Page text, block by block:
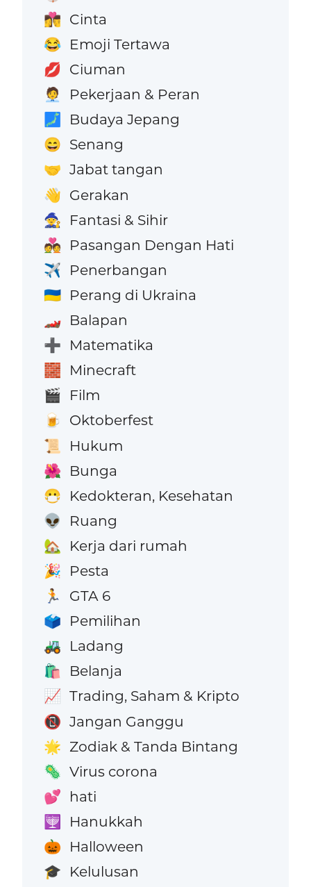
👩‍❤️‍💋‍👨 Cinta
😂 Emoji Tertawa
💋 Ciuman
🧑‍💼 Pekerjaan & Peran
🗾 Budaya Jepang
😄 Senang
🤝 Jabat tangan
👋 Gerakan
🧙 Fantasi & Sihir
💑 Pasangan Dengan Hati
✈️ Penerbangan
🇺🇦 Perang di Ukraina
🏎️ Balapan
➕ Matematika
🧱 Minecraft
🎬 Film
🍺 Oktoberfest
📜 Hukum
🌺 Bunga
😷 Kedokteran, Kesehatan
👽 Ruang
🏡 Kerja dari rumah
🎉 Pesta
🏃 GTA 6
🗳️ Pemilihan
🚜 Ladang
🛍️ Belanja
📈 Trading, Saham & Kripto
📵 Jangan Ganggu
🌟 Zodiak & Tanda Bintang
🦠 Virus corona
💕 hati
🕎 Hanukkah
🎃 Halloween
🎓 Kelulusan